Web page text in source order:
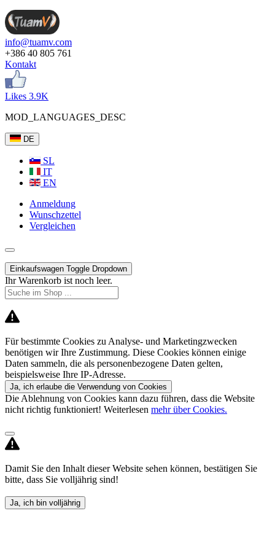
info@tuamv.com
+386 40 805 761
Kontakt
Likes 3.9K
MOD_LANGUAGES_DESC
DE
SL
IT
EN
Anmeldung
Wunschzettel
Vergleichen
Einkaufswagen Toggle Dropdown
Ihr Warenkorb ist noch leer.
Für bestimmte Cookies zu Analyse- und Marketingzwecken
benötigen wir Ihre Zustimmung. Diese Cookies können einige
Daten sammeln, die als personenbezogene Daten gelten,
beispielsweise Ihre IP-Adresse.
Ja, ich erlaube die Verwendung von Cookies
Die Ablehnung von Cookies kann dazu führen, dass die Website
nicht richtig funktioniert! Weiterlesen mehr über Cookies.
Damit Sie den Inhalt dieser Website sehen können, bestätigen Sie
bitte, dass Sie volljährig sind!
Ja, ich bin volljährig